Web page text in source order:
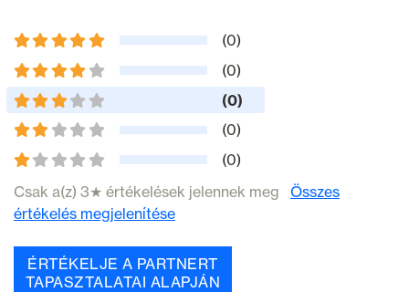
(0)
(0)
(0)
(0)
(0)
Csak a(z) 3★ értékelések jelennek meg
Összes
értékelés megjelenítése
ÉRTÉKELJE A PARTNERT
TAPASZTALATAI ALAPJÁN